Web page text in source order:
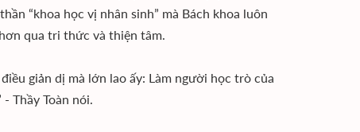
“khoa học vị nhân sinh” mà Bách khoa luôn
qua tri thức và thiện tâm.
giản dị mà lớn lao ấy: Làm người học trò của
Thầy Toàn nói.